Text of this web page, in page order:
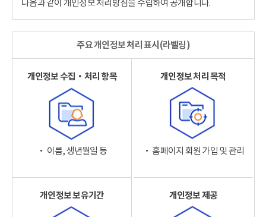
다음과 같이 개인정보 처리방침을 수립하여 공개합니다.
주요 개인정보 처리 표시(라벨링)
개인정보 수집‧처리 항목
‧ 이름, 생년월일 등
개인정보 처리 목적
‧ 홈페이지 회원 가입 및 관리
개인정보 보유기간 개인정보 제공